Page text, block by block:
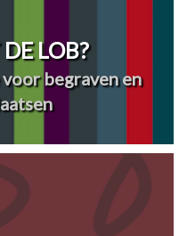
LOB?
begraven en